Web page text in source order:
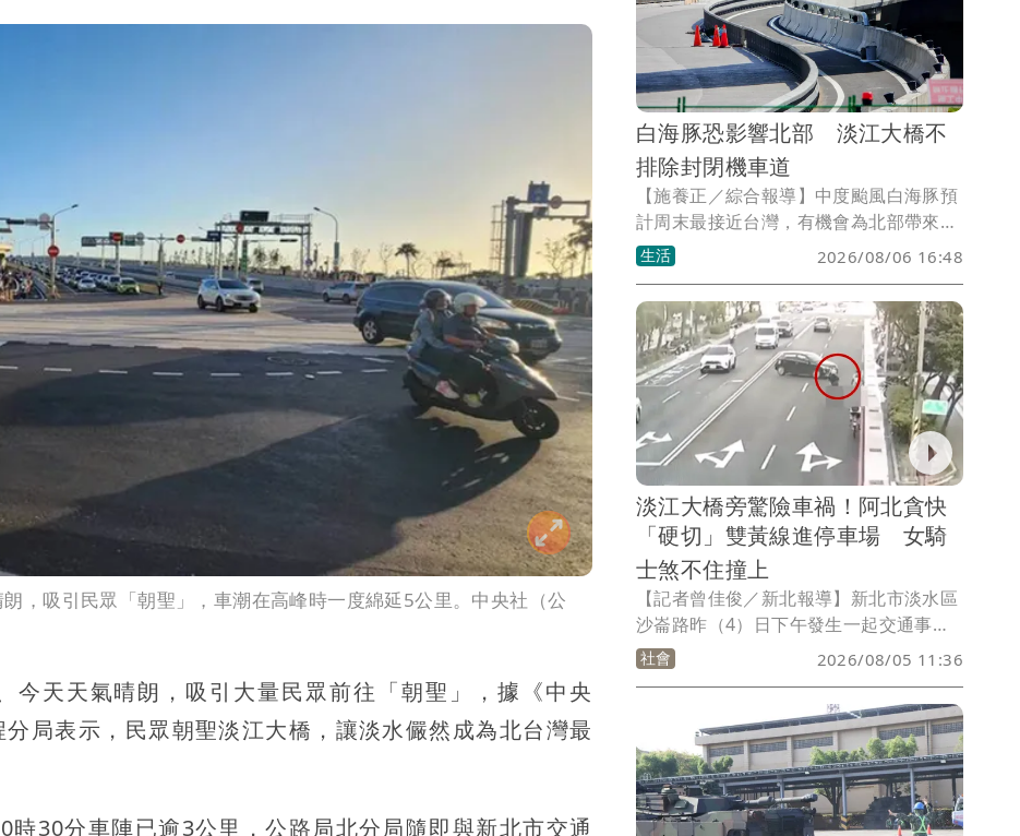
，吸引民眾「朝聖」，車潮在高峰時一度綿延5公里。中央社（公
今天天氣晴朗，吸引大量民眾前往「朝聖」，據《中央
局表示，民眾朝聖淡江大橋，讓淡水儼然成為北台灣最
30分車陣已逾3公里，公路局北分局隨即與新北市交通
白海豚恐影響北部 淡江大橋不
排除封閉機車道
【施養正／綜合報導】中度颱風白海豚預
計周末最接近台灣，有機會為北部帶來強
風。交通部公路局公告表示，新北市淡江
大橋不排除自8月8日起，針對機車道、人
行/自行車道，實施預警性封閉管制或改
道宣導。
生活 2026/08/06 16:48
淡江大橋旁驚險車禍！阿北貪快
「硬切」雙黃線進停車場 女騎
士煞不住撞上
【記者曾佳俊／新北報導】新北市淡水區
沙崙路昨（4）日下午發生一起交通事
故，一名64歲林姓男子駕駛自小客車違規
跨越雙黃線左轉進入賣場停車場，與對向
直行的48歲潘姓女機車騎士發生碰撞，造
成潘女摔車受傷送醫，所幸無生命危險。
警方到場確認雙方酒測值均為0，林男違
規行為依法舉發，詳細肇事原因及責任歸
屬仍待進一步調查釐清。
社會 2026/08/05 11:36